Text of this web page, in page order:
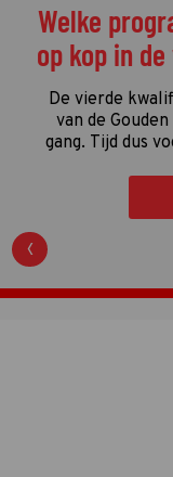
Welke
op kop in
De vierde
van de
gang. Tijd dus